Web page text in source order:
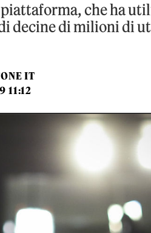
che ha
decine di milioni di
IT
11:12